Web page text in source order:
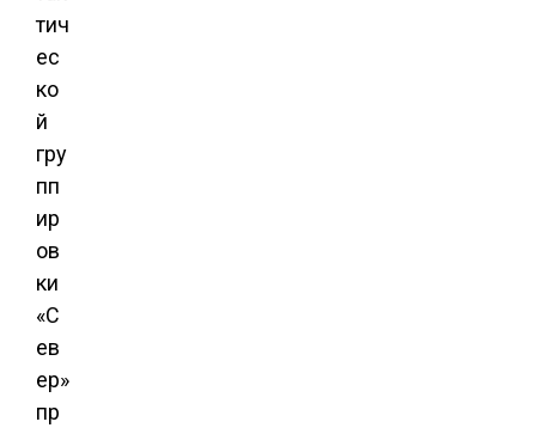
тич
ес
ко
й
гру
пп
ир
ов
ки
«С
ев
ер»
пр